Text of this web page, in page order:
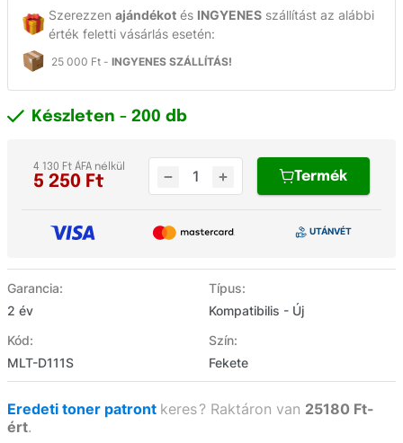
Szerezzen ajándékot és INGYENES szállítást az alábbi
érték feletti vásárlás esetén:
25 000 Ft - INGYENES SZÁLLÍTÁS!
Garancia:
2 év
Típus:
Kompatibilis - Új
Kód:
MLT-D111S
Szín:
Fekete
Készleten - 200 db
5 250 Ft
4 130 Ft ÁFA nélkül
Termék
Eredeti toner patront keres? Raktáron van 25180 Ft-
ért.